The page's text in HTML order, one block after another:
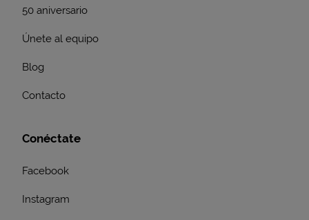
50 aniversario
Únete al equipo
Blog
Contacto
Conéctate
Facebook
Instagram